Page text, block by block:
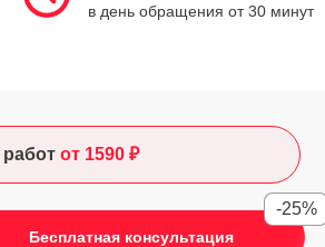
в день обращения от 30 минут
от 1590 ₽
Бесплатная консультация
-25%